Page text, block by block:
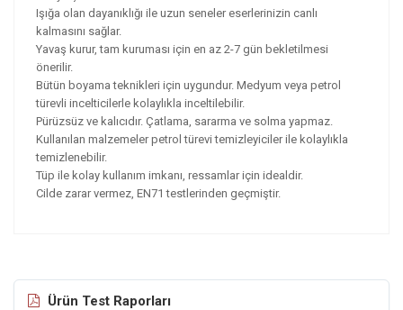
Işığa olan dayanıklığı ile uzun seneler eserlerinizin canlı
kalmasını sağlar.
Yavaş kurur, tam kuruması için en az 2-7 gün bekletilmesi
önerilir.
Bütün boyama teknikleri için uygundur. Medyum veya petrol
türevli incelticilerle kolaylıkla inceltilebilir.
Pürüzsüz ve kalıcıdır. Çatlama, sararma ve solma yapmaz.
Kullanılan malzemeler petrol türevi temizleyiciler ile kolaylıkla
temizlenebilir.
Tüp ile kolay kullanım imkanı, ressamlar için idealdir.
Cilde zarar vermez, EN71 testlerinden geçmiştir.
Ürün Test Raporları